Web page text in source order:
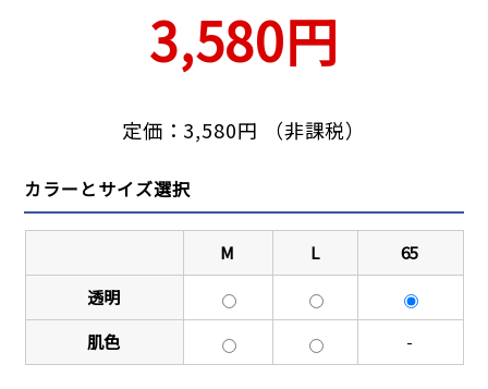
3,580円
定価：3,580円 （非課税）
カラーとサイズ選択
M L
65
透明
肌色
-